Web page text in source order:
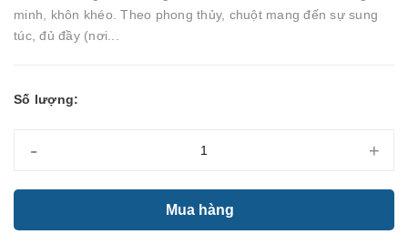
minh, khôn khéo. Theo phong thủy, chuột mang đến sự sung
túc, đủ đầy (nơi...
Số lượng:
- +
Mua hàng